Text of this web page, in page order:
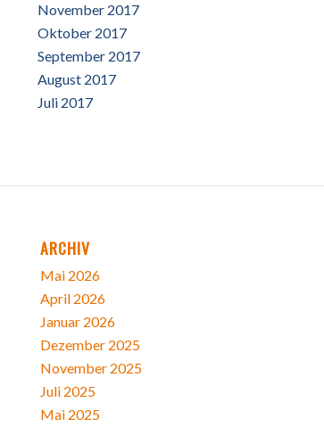
November 2017
Oktober 2017
September 2017
August 2017
Juli 2017
ARCHIV
Mai 2026
April 2026
Januar 2026
Dezember 2025
November 2025
Juli 2025
Mai 2025